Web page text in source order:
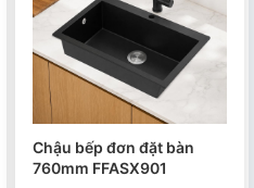
Chậu bếp đơn đặt bàn
760mm FFASX901